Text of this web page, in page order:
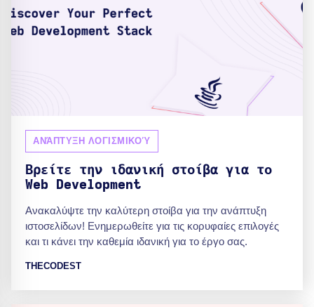
ΑΝΆΠΤΥΞΗ ΛΟΓΙΣΜΙΚΟΎ
Βρείτε την ιδανική στοίβα για το
Web Development
Ανακαλύψτε την καλύτερη στοίβα για την ανάπτυξη
ιστοσελίδων! Ενημερωθείτε για τις κορυφαίες επιλογές
και τι κάνει την καθεμία ιδανική για το έργο σας.
THECODEST